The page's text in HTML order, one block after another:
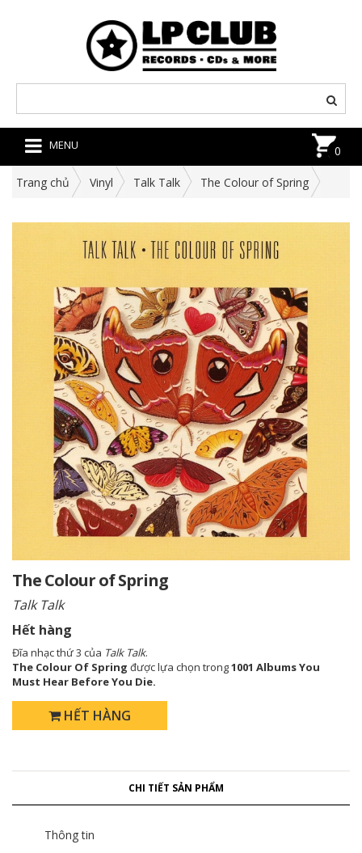
MENU 0
Trang chủ Vinyl Talk Talk The Colour of Spring
The Colour of Spring
Talk Talk
Hết hàng
Đĩa nhạc thứ 3 của Talk Talk.
The Colour Of Spring được lựa chọn trong1001 Albums You
Must Hear Before You Die.
HẾT HÀNG
CHI TIẾT SẢN PHẨM
Thông tin